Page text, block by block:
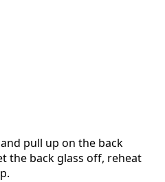
pull up on the back
the back glass off, reheat